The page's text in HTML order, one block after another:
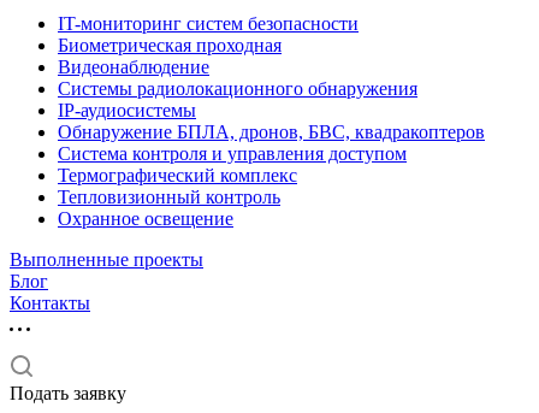
IT-мониторинг систем безопасности
Биометрическая проходная
Видеонаблюдение
Системы радиолокационного обнаружения
IP-аудиосистемы
Обнаружение БПЛА, дронов, БВС, квадракоптеров
Система контроля и управления доступом
Термографический комплекс
Тепловизионный контроль
Охранное освещение
Выполненные проекты
Блог
Контакты
Подать заявку